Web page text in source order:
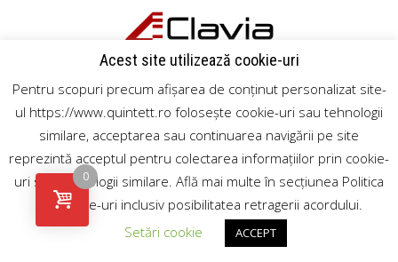
Acest site utilizează cookie-uri
Pentru scopuri precum afișarea de conținut personalizat site-
ul https://www.quintett.ro folosește cookie-uri sau tehnologii
similare, acceptarea sau continuarea navigării pe site
reprezintă acceptul pentru colectarea informațiilor prin cookie-
uri sau tehnologii similare. Află mai multe în secțiunea Politica
de Cookie-uri inclusiv posibilitatea retragerii acordului.
Setări cookie
ACCEPT
0